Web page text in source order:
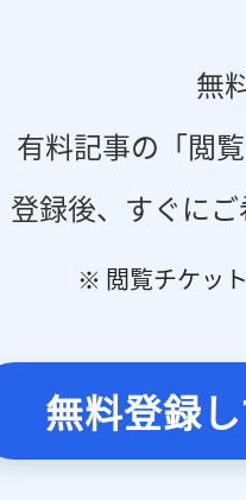
無
有料記事の「閲
登録後、すぐに
※ 閲覧チケッ
無料登録